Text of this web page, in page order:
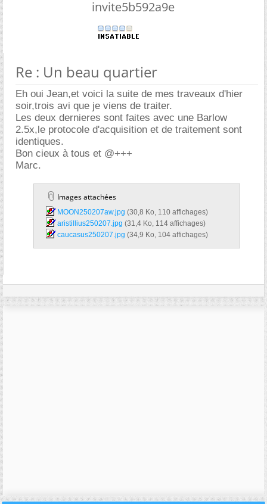
invite5b592a9e
Re : Un beau quartier
Eh oui Jean,et voici la suite de mes traveaux d'hier
soir,trois avi que je viens de traiter.
Les deux dernieres sont faites avec une Barlow
2.5x,le protocole d'acquisition et de traitement sont
identiques.
Bon cieux à tous et @+++
Marc.
Images attachées
MOON250207aw.jpg‎ (30,8 Ko, 110 affichages)
aristillius250207.jpg‎ (31,4 Ko, 114 affichages)
caucasus250207.jpg‎ (34,9 Ko, 104 affichages)